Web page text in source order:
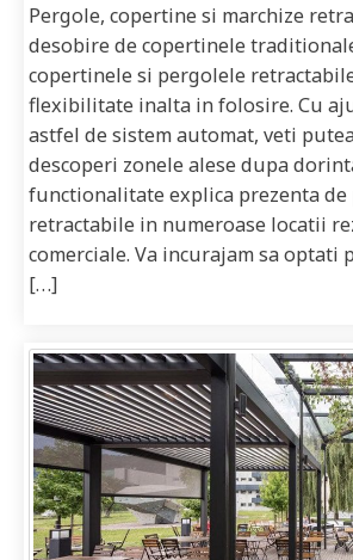
Pergole, copertine si marchize
desobire de copertinele
copertinele si pergolele
flexibilitate inalta in folosire. Cu
astfel de sistem automat, veti
descoperi zonele alese dupa
functionalitate explica prezenta
retractabile in numeroase locatii
comerciale. Va incurajam sa optati
[…]